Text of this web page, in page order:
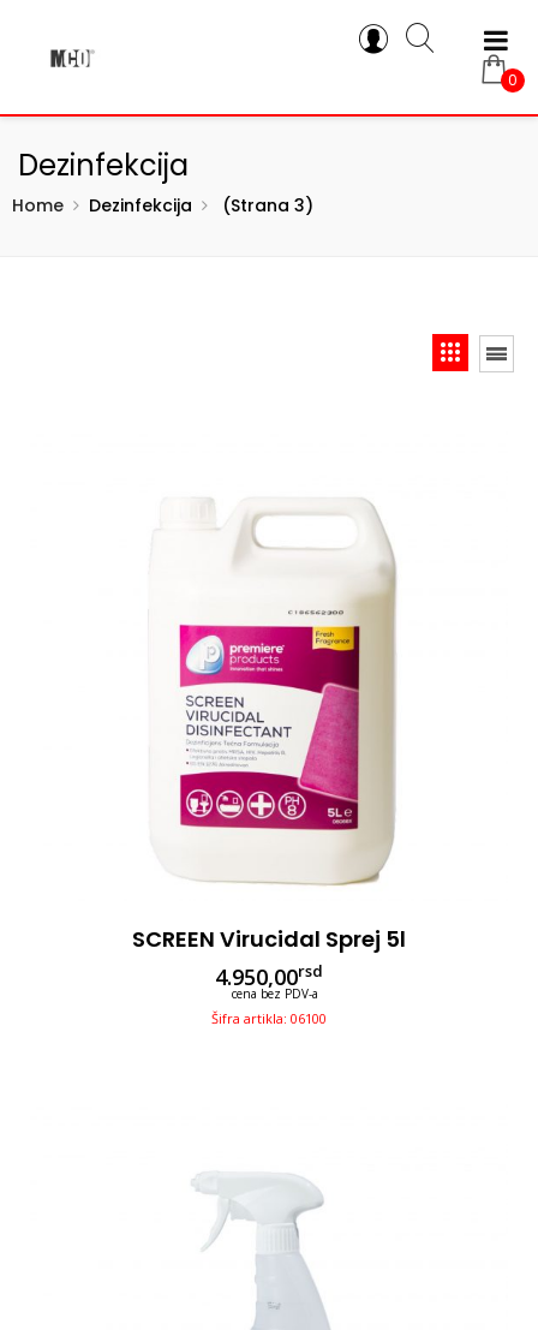
0
Dezinfekcija
Home Dezinfekcija (strana 3)
SCREEN Virucidal Sprej 5l
4.950,00rsd
cena bez PDV-a
Šifra artikla: 06100